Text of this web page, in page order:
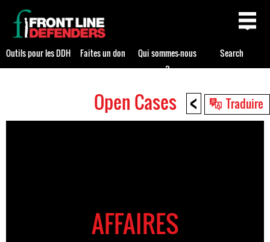
< Traduire
Open Cases
AFFAIRES
Back
to
top
Outils pour les DDH Faites un don
Qui sommes-nous
?
Search